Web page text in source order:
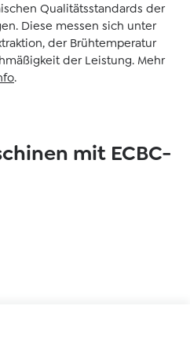
Qualitätsstandards der
Diese messen sich unter
der Brühtemperatur
der Leistung. Mehr
.
mit ECBC-